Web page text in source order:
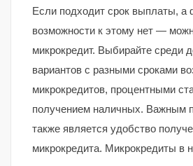
Если подходит срок выплаты, а
возможности к этому нет —
микрокредит. Выбирайте среди
вариантов с разными сроками
микрокредитов, процентными
получением наличных. Важным
также является удобство
микрокредита. Микрокредиты в